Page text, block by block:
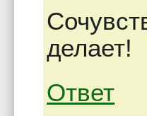
делает!
Ответ